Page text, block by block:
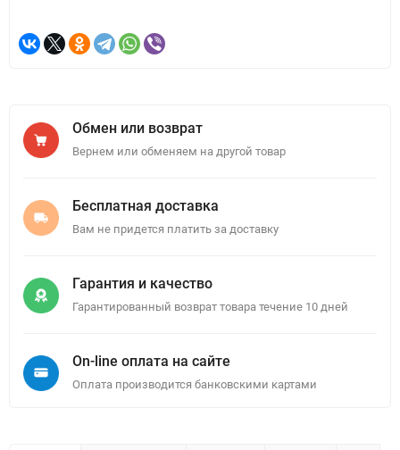
Обмен или возврат
Вернем или обменяем на другой товар
Бесплатная доставка
Вам не придется платить за доставку
Гарантия и качество
Гарантированный возврат товара течение 10 дней
On-line оплата на сайте
Оплата производится банковскими картами